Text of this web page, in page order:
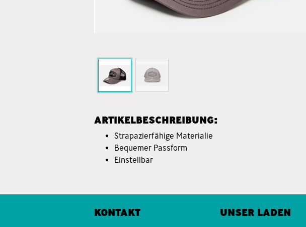
ARTIKELBESCHREIBUNG:
Strapazierfähige Materialie
Bequemer Passform
Einstellbar
KONTAKT UNSER LADEN